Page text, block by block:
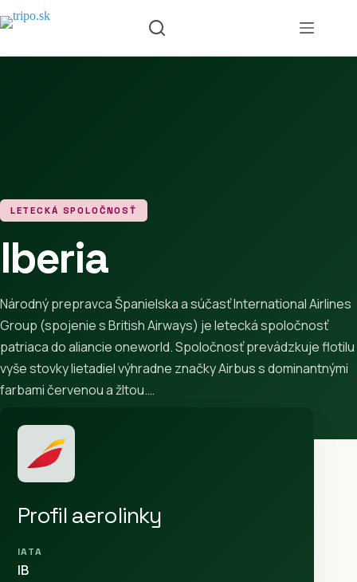
to
LETECKÁ SPOLOČNOSŤ
Iberia
Národný prepravca Španielska a súčasť International Airlines
Group (spojenie s British Airways) je letecká spoločnosť
patriaca do aliancie oneworld. Spoločnosť prevádzkuje flotilu
vyše stovky lietadiel výhradne značky Airbus s dominantnými
farbami červenou a žltou.…
Profil aerolinky
IATA
IB